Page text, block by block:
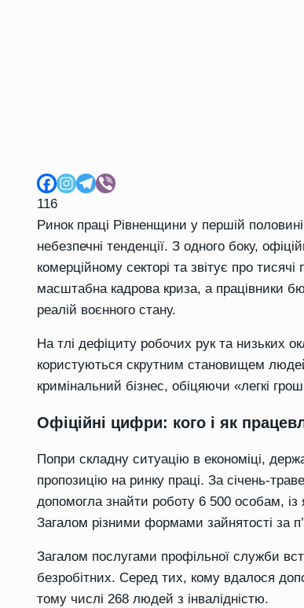
116
Ринок праці Рівненщини у першій
небезпечні тенденції. З одного боку,
комерційному секторі та звітує про
масштабна кадрова криза, а працівники
реалій воєнного стану.
На тлі дефіциту робочих рук та низьких
користуються скрутним становищем
кримінальний бізнес, обіцяючи «легкі
Офіційні цифри: кого і як
Попри складну ситуацію в економіці,
пропозицію на ринку праці. За січень-
допомогла знайти роботу 6 500 особам, із
Загалом різними формами зайнятості за
Загалом послугами профільної служби
безробітних. Серед тих, кому вдалося
тому числі 268 людей з інвалідністю.